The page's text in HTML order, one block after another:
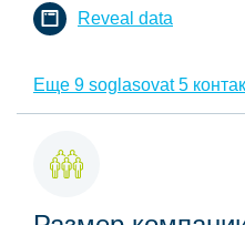
Reveal data
Еще 9 soglasovat 5